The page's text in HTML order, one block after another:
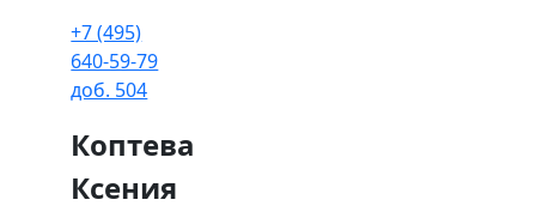
+7 (495)
640-59-79
доб. 504
Коптева
Ксения